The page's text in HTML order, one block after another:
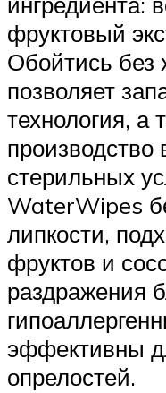
фруктовый
Обойтись без
позволяет
технология, а
производство
стерильных
WaterWipes
липкости,
фруктов и
раздражения
эффективны
опрелостей.